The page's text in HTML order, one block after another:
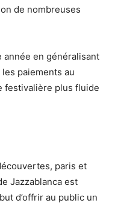
de nombreuses
année en généralisant
paiements au
festivalière plus fluide
paris et
Jazzablanca est
d’offrir au public un